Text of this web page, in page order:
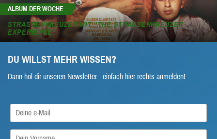
ALBUM DER WOCHE
STRASSENKREUZER MIT “THE STRASSENKREUZER EX
PERIENCE”
DU WILLST MEHR WISSEN?
Dann hol dir unseren Newsletter - einfach hier rechts anmelden!